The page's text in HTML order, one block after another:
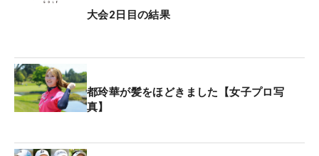
ー・24位タイ。同じくルーキー・都玲華はトータル
台湾女子ツアーの資格で出場している佐渡山理莉
は、トータル10オーバー・90位タイで予選落ちとな
った。
今大会の賞金総額はステップ最高額となる5000万
大会2日目の結果
都玲華が髪をほどきました【女子プロ写
真】